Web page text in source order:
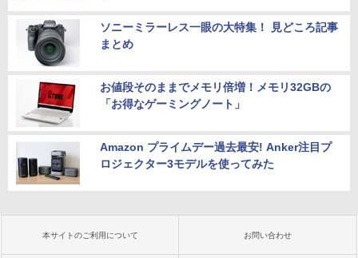
ソニーミラーレス一眼の大特集！ 見どころ記事
まとめ
お値段そのままでメモリ倍増！メモリ32GBの
「お得なゲーミングノート」
Amazon プライムデー過去最安! Anker注目プ
ロジェクター3モデルを使ってみた
本サイトのご利用について お問い合わせ